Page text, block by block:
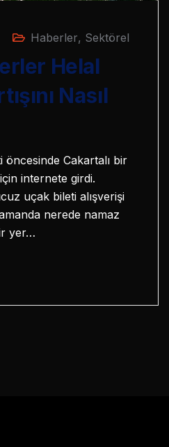
Haberler, Sektörel
Helal
Nasıl
öncesinde Cakartalı bir
internete girdi.
uçak bileti alışverişi
nerede namaz
yer…